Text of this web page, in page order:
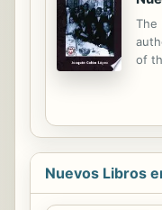
The
of
Nuevos Libros